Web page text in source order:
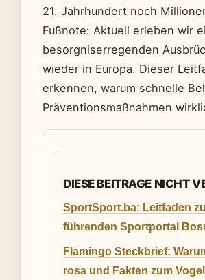
21. Jahrhundert noch
Fußnote: Aktuell erleben wir
besorgniserregenden
wieder in Europa. Dieser
erkennen, warum schnelle
Präventionsmaßnahmen
DIESE BEITRAGE NICHT
SportSport.ba: Leitfaden
führenden Sportportal
Flamingo Steckbrief:
rosa und Fakten zum Vogel